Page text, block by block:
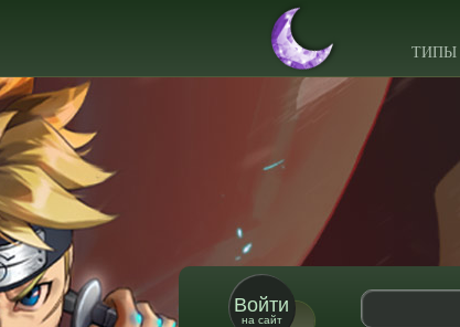
ТИПЫ
Войти
на сайт